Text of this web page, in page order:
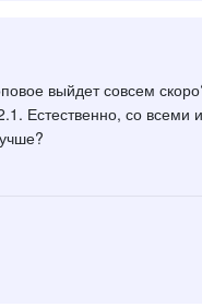
выйдет совсем
Естественно, со